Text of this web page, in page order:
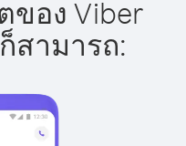
ของ Viber
สามารถ: